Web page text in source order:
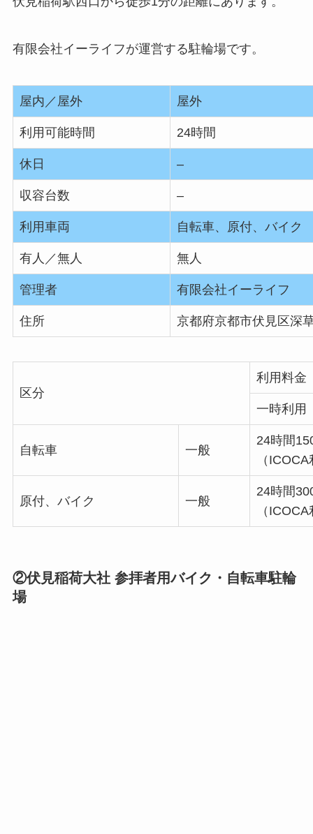
有限会社イーライフが運営する駐輪場です。
屋内／屋外 屋外
利用可能時間 24時間
休日 –
収容台数 –
利用車両 自転車、原付、バイク
有人／無人 無人
管理者 有限会社イーライフ
住所 京都府京都市伏見区深
区分
利用料金
一時利用
自転車 一般
24時間
（
原付、バイク 一般
24時間
（
②伏見稲荷大社 参拝者用バイク・自転車駐輪
場